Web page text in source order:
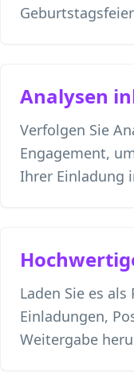
Analysen
Verfolgen Sie
Engagement,
Ihrer Einladung
Laden Sie es als
Einladungen,
Weitergabe